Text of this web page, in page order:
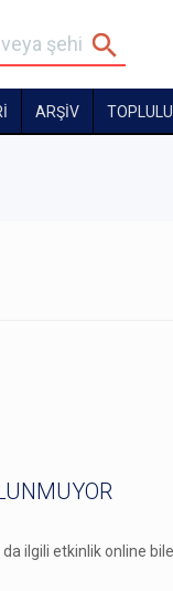
ARŞİV
ilgili etkinlik online